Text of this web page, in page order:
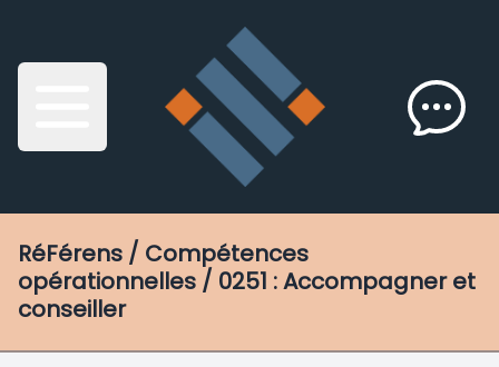
RéFérens / Compétences
opérationnelles / 0251 : Accompagner et
conseiller